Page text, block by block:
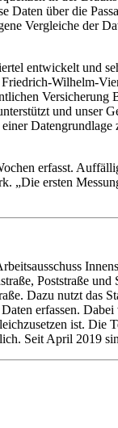
Daten über die
Vergleiche der
entwickelt und
Wilhelm-
Versicherung
und unser
erfasst.
„Die ersten
Poststraße
Dazu nutzt das
erfassen.
ist.
Seit April 2019